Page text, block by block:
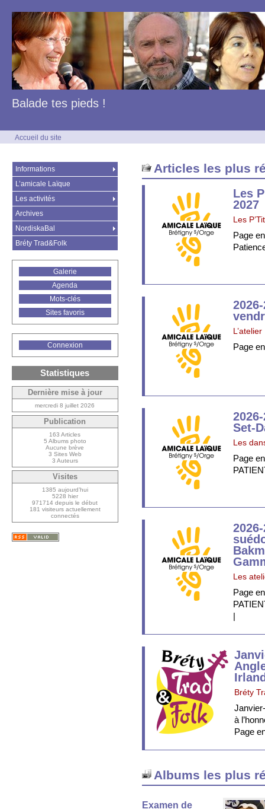
Balade tes pieds !
Accueil du site
Articles les plus
Les
2027
Les
Page
L’atelier
Page
Set-
Les
Page
Les
Page
|
Bréty
à
Page
Albums les plus
Examen de
Informations
L’amicale Laïque
Les activités
Archives
NordiskaBal
Bréty Trad&Folk
Galerie
Agenda
Mots-clés
Sites favoris
Connexion
Statistiques
Dernière mise à jour
mercredi 8 juillet 2026
Publication
163 Articles
5 Albums photo
Aucune brève
3 Sites Web
3 Auteurs
Visites
1385 aujourd’hui
5228 hier
971714 depuis le début
181 visiteurs actuellement
connectés